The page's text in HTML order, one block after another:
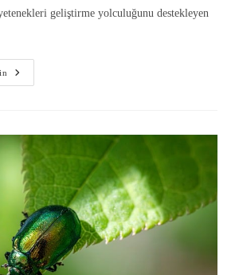
geliştirme yolculuğunu destekleyen